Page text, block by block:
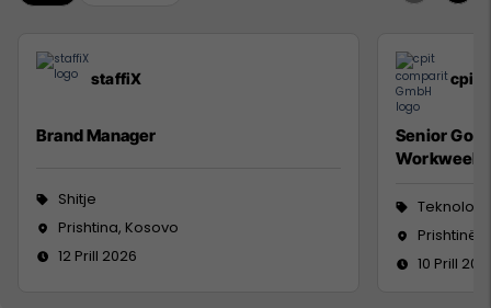
staffiX
Brand Manager
Shitje
Prishtina, Kosovo
12 Prill 2026
cpit
Senior Go
Workweek
Prishtinë
10 Prill